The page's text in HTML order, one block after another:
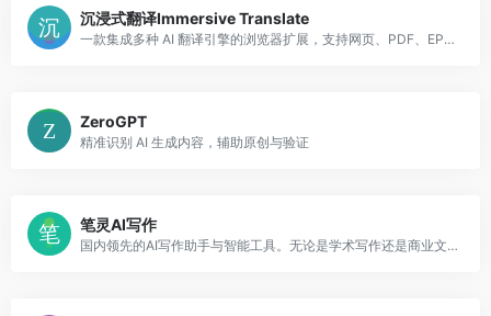
沉浸式翻译Immersive Translate
一款集成多种 AI 翻译引擎的浏览器扩展，支持网页、PDF、EPUB、视频字幕等多种内容的双语翻译，帮助用户轻松跨越语言障碍，提升学习与工作效率。
ZeroGPT
精准识别 AI 生成内容，辅助原创与验证
笔灵AI写作
国内领先的AI写作助手与智能工具。无论是学术写作还是商业文案，笔灵AI写作都能快速生成高质量内容，简化您的写作过程。